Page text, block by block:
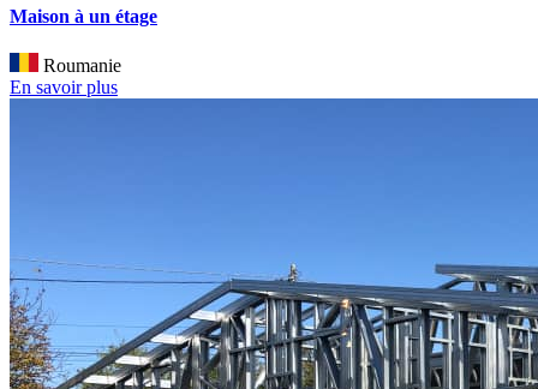
Maison à un étage
Roumanie
En savoir plus